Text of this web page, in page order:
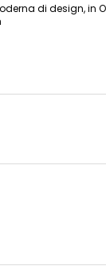
di design, in